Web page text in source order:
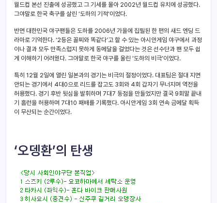
월드컵 본선 진출에 성공했고 그 기세를 몰아 2002년 월드컵 유치에 성공했다.
그야말로 한국 축구를 살린 ‘도하의 기적’이었다.
반면 대한민국 야구팬들은 도하를 2006년 가을에 집필된 한 편의 새드 엔딩 드
라마로 기억한다. ‘2등은 꼴찌와 똑같다’고 할 수 있는 아시안게임 야구에서 과정
이나 결과 모두 만족스럽지 못하게 동메달을 걸었다는 것은 선수단과 팬 모두 쉽
게 이해하기 어려웠다. 그야말로 한국 야구를 울린 ‘도하의 비극’이었다.
특히 12월 2일에 열린 일본과의 경기는 비극의 절정이었다. 대표팀은 절대 지면
안되는 경기에서 4대0으로 리드를 잡고도 3회와 4회 갑자기 무너지며 역전을
허용했다. 경기 후반 뒷심을 발휘하며 7대7 동점을 만들었지만 결국 9회말 끝내
기 홈런을 허용하며 7대10 패배를 기록했다. 아시안게임 3회 연속 금메달 획득
이 무산되는 순간이었다.
‘오뎅환’의 탄생